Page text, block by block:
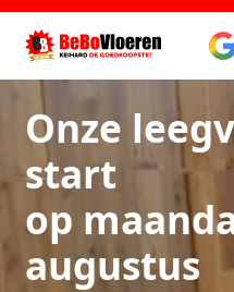
Onze
start
op
augustus